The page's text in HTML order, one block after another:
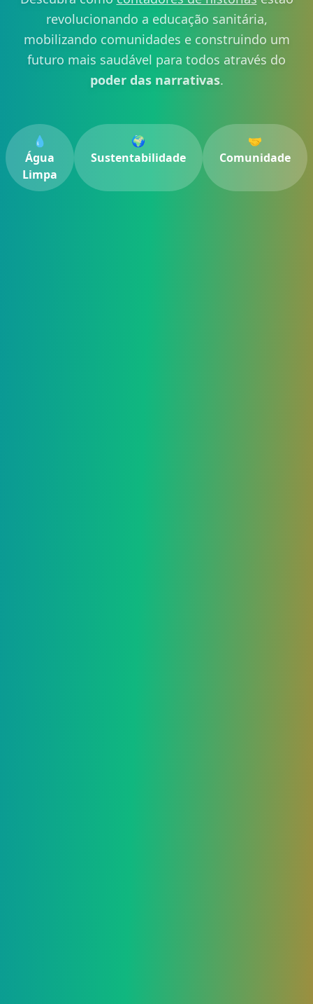
revolucionando a educação sanitária,
mobilizando comunidades e construindo um
futuro mais saudável para todos através do
poder das narrativas.
💧
Água
Limpa
🌍
Sustentabilidade
🤝
Comunidade